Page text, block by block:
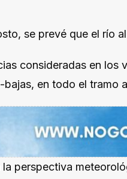
se prevé que el río
consideradas en los
en todo el tramo
perspectiva